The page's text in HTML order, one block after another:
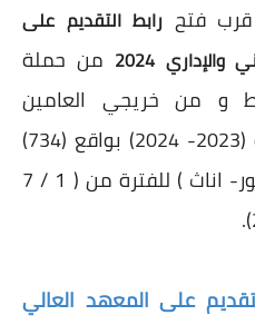
فتح رابط التقديم على
2024
من حملة
و من خريجي العامين
الدراسيين (2022- 2023) و (2023- 2024) بواقع (734)
مقعد ولكلى الجنسين (ذكور- اناث ) للفترة من ( 1 / 7
على المعهد العالي